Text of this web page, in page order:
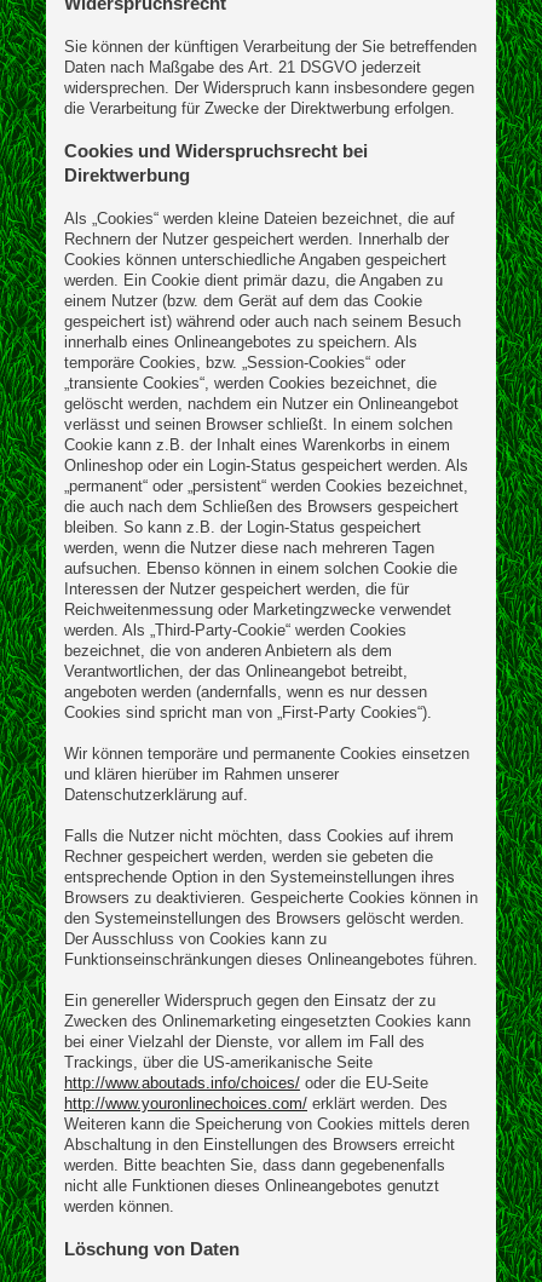
Sie können der künftigen Verarbeitung der Sie betreffenden
Daten nach Maßgabe des Art. 21 DSGVO jederzeit
widersprechen. Der Widerspruch kann insbesondere gegen
die Verarbeitung für Zwecke der Direktwerbung erfolgen.
Cookies und Widerspruchsrecht bei
Direktwerbung
Als „Cookies“ werden kleine Dateien bezeichnet, die auf
Rechnern der Nutzer gespeichert werden. Innerhalb der
Cookies können unterschiedliche Angaben gespeichert
werden. Ein Cookie dient primär dazu, die Angaben zu
einem Nutzer (bzw. dem Gerät auf dem das Cookie
gespeichert ist) während oder auch nach seinem Besuch
innerhalb eines Onlineangebotes zu speichern. Als
temporäre Cookies, bzw. „Session-Cookies“ oder
„transiente Cookies“, werden Cookies bezeichnet, die
gelöscht werden, nachdem ein Nutzer ein Onlineangebot
verlässt und seinen Browser schließt. In einem solchen
Cookie kann z.B. der Inhalt eines Warenkorbs in einem
Onlineshop oder ein Login-Status gespeichert werden. Als
„permanent“ oder „persistent“ werden Cookies bezeichnet,
die auch nach dem Schließen des Browsers gespeichert
bleiben. So kann z.B. der Login-Status gespeichert
werden, wenn die Nutzer diese nach mehreren Tagen
aufsuchen. Ebenso können in einem solchen Cookie die
Interessen der Nutzer gespeichert werden, die für
Reichweitenmessung oder Marketingzwecke verwendet
werden. Als „Third-Party-Cookie“ werden Cookies
bezeichnet, die von anderen Anbietern als dem
Verantwortlichen, der das Onlineangebot betreibt,
angeboten werden (andernfalls, wenn es nur dessen
Cookies sind spricht man von „First-Party Cookies“).
Wir können temporäre und permanente Cookies einsetzen
und klären hierüber im Rahmen unserer
Datenschutzerklärung auf.
Falls die Nutzer nicht möchten, dass Cookies auf ihrem
Rechner gespeichert werden, werden sie gebeten die
entsprechende Option in den Systemeinstellungen ihres
Browsers zu deaktivieren. Gespeicherte Cookies können in
den Systemeinstellungen des Browsers gelöscht werden.
Der Ausschluss von Cookies kann zu
Funktionseinschränkungen dieses Onlineangebotes führen.
Ein genereller Widerspruch gegen den Einsatz der zu
Zwecken des Onlinemarketing eingesetzten Cookies kann
bei einer Vielzahl der Dienste, vor allem im Fall des
Trackings, über die US-amerikanische Seite
http://www.aboutads.info/choices/ oder die EU-Seite
http://www.youronlinechoices.com/ erklärt werden. Des
Weiteren kann die Speicherung von Cookies mittels deren
Abschaltung in den Einstellungen des Browsers erreicht
werden. Bitte beachten Sie, dass dann gegebenenfalls
nicht alle Funktionen dieses Onlineangebotes genutzt
werden können.
Löschung von Daten